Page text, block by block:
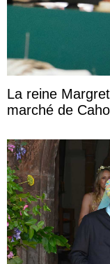
La reine
marché de